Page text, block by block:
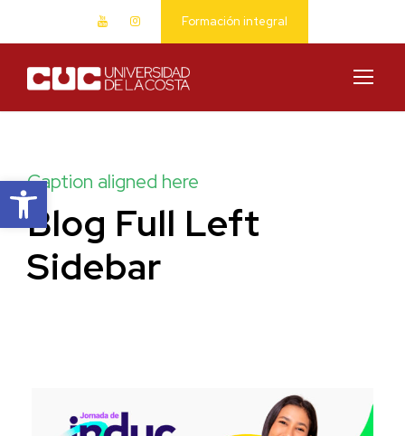
Abrir barra de herramientas
Formación integral
Caption aligned here
Blog Full Left
Sidebar